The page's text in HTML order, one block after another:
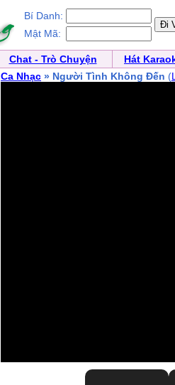
Bí Danh:
Mật Mã:
Chat - Trò Chuyện
Hát
Ca Nhạc » Người Tình Không Đến (